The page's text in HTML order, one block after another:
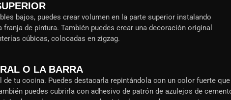
bajos, puedes crear volumen en la parte superior instalando
de pintura. También puedes crear una decoración original
cúbicas, colocadas en zigzag.
O LA BARRA
tu cocina. Puedes destacarla repintándola con un color fuerte que
puedes cubrirla con adhesivo de patrón de azulejos de